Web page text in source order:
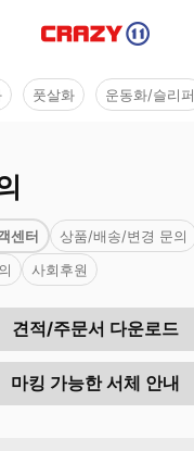
풋살화 운동화/슬리퍼
센터 상품/배송/변경 문의
사회후원
견적/주문서 다운로드
마킹 가능한 서체 안내